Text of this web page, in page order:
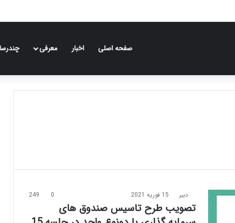
صفحه اصلی اخبار معرفی
دبیر 15 فوریه 2021 0
249
تصویب طرح تاسیس صندوق های